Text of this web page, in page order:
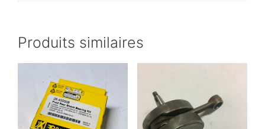
Produits similaires